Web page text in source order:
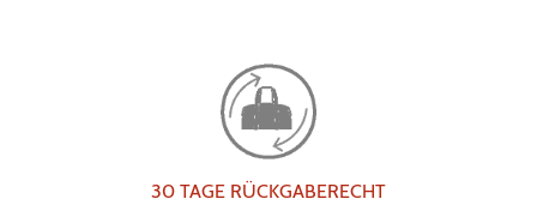
30 TAGE RÜCKGABERECHT